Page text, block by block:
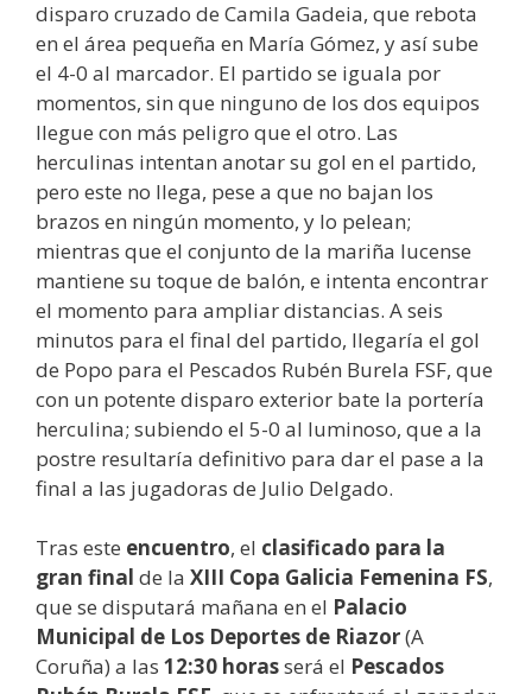
disparo cruzado de Camila Gadeia, que rebota
en el área pequeña en María Gómez, y así sube
el 4-0 al marcador. El partido se iguala por
momentos, sin que ninguno de los dos equipos
llegue con más peligro que el otro. Las
herculinas intentan anotar su gol en el partido,
pero este no llega, pese a que no bajan los
brazos en ningún momento, y lo pelean;
mientras que el conjunto de la mariña lucense
mantiene su toque de balón, e intenta encontrar
el momento para ampliar distancias. A seis
minutos para el final del partido, llegaría el gol
de Popo para el Pescados Rubén Burela FSF, que
con un potente disparo exterior bate la portería
herculina; subiendo el 5-0 al luminoso, que a la
postre resultaría definitivo para dar el pase a la
final a las jugadoras de Julio Delgado.
Tras este encuentro, el clasificado para la
gran final de la XIII Copa Galicia Femenina FS,
que se disputará mañana en el Palacio
Municipal de Los Deportes de Riazor(A
Coruña) a las 12:30 horasserá el Pescados